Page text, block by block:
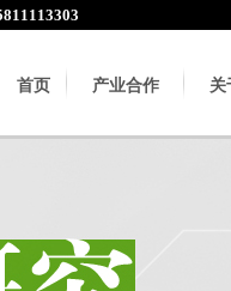
首页 产业合作 关